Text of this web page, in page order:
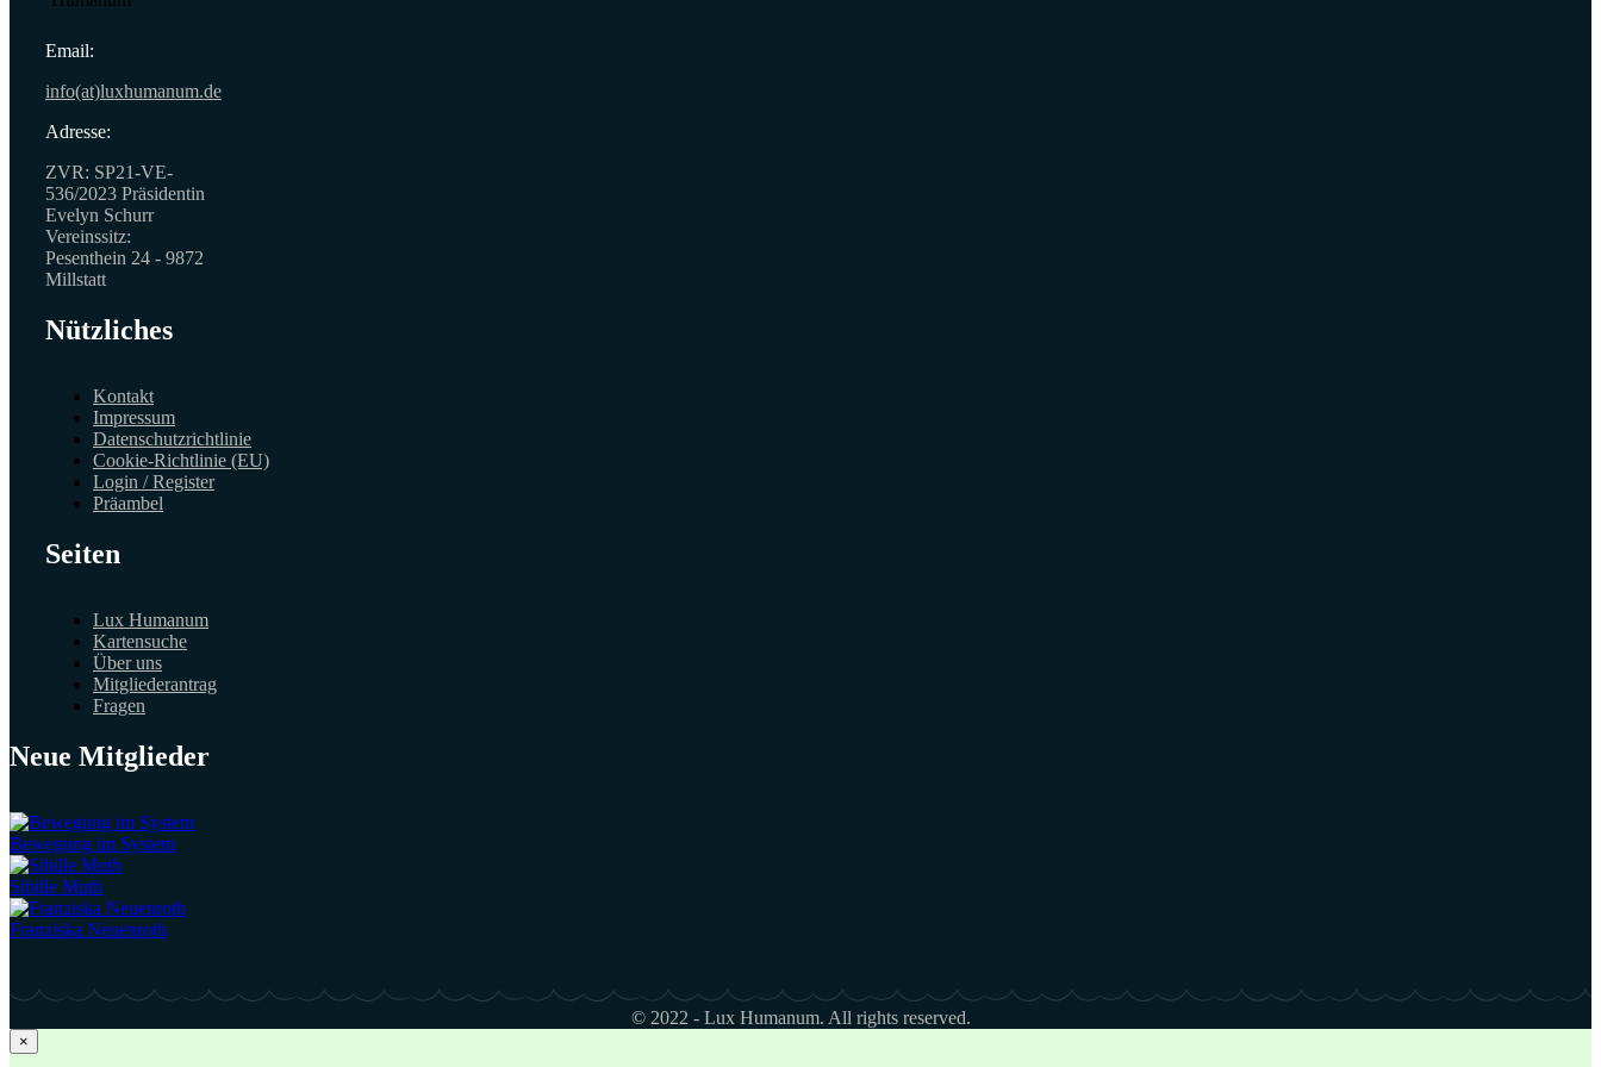
Email:
info(at)luxhumanum.de
Adresse:
ZVR: SP21-VE-
536/2023 Präsidentin
Evelyn Schurr
Vereinssitz:
Pesenthein 24 - 9872
Millstatt
Nützliches
Kontakt
Impressum
Datenschutzrichtlinie
Cookie-Richtlinie (EU)
Login / Register
Präambel
Seiten
Lux Humanum
Kartensuche
Über uns
Mitgliederantrag
Fragen
Neue Mitglieder
Bewegung im System
Sibille Muth
Franziska Neuenroth
© 2022 - Lux Humanum. All rights reserved.
×